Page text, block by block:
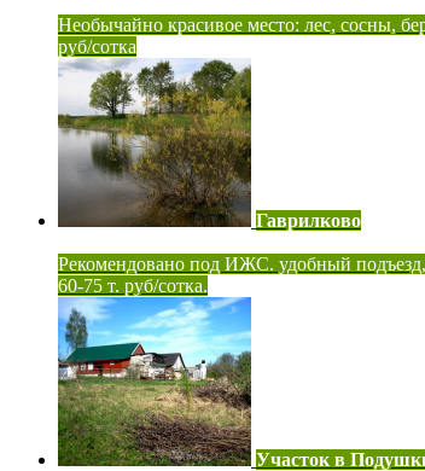
Необычайно красивое место: лес, сосны,
руб/сотка
Гаврилково
Рекомендовано под ИЖС. удобный
60-75 т. руб/сотка.
Участок в